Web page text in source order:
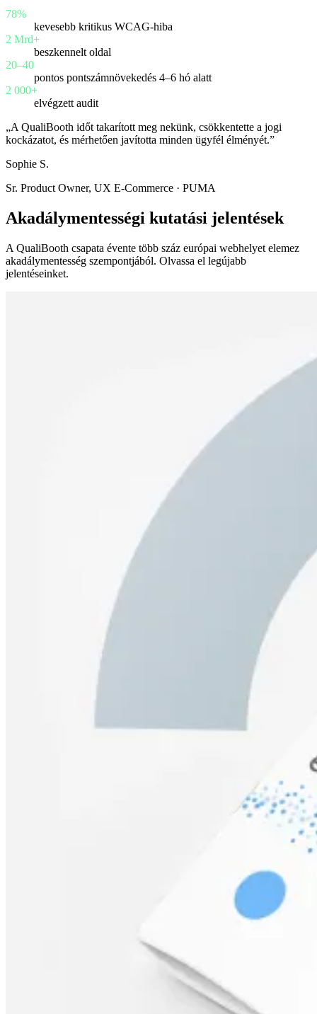
78%
kevesebb kritikus WCAG-hiba
2 Mrd+
beszkennelt oldal
20–40
pontos pontszámnövekedés 4–6 hó alatt
2 000+
elvégzett audit
„A QualiBooth időt takarított meg nekünk, csökkentette a jogi
kockázatot, és mérhetően javította minden ügyfél élményét.”
Sophie S.
Sr. Product Owner, UX E-Commerce · PUMA
Akadálymentességi kutatási jelentések
A QualiBooth csapata évente több száz európai webhelyet elemez
akadálymentesség szempontjából. Olvassa el legújabb
jelentéseinket.